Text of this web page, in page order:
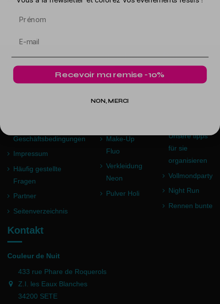
Info
Lieferung
Geschäftsbedingungen
Impressum
Häufig gestellte
Fragen
Partner
Seitenverzeichnis
Angebot
Make-Up
Fluo
Verkleidung
Neon
Pulver Holi
Rat
Neon Leiten
Unsere tipps
für sie
organisieren
Vollmondparty
Night Run
Rennen bunte
Kontakt
Couleur de Nuit
433 rue Phare de Roquerols
Z.I. les Eaux Blanches
34200 SETE
Recevoir ma remise -10%
NON, MERCI